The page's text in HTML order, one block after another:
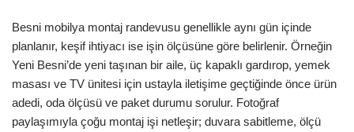
Besni mobilya montaj randevusu genellikle aynı gün içinde
planlanır, keşif ihtiyacı ise işin ölçüsüne göre belirlenir. Örneğin
Yeni Besni’de yeni taşınan bir aile, üç kapaklı gardırop, yemek
masası ve TV ünitesi için ustayla iletişime geçtiğinde önce ürün
adedi, oda ölçüsü ve paket durumu sorulur. Fotoğraf
paylaşımıyla çoğu montaj işi netleşir; duvara sabitleme, ölçü